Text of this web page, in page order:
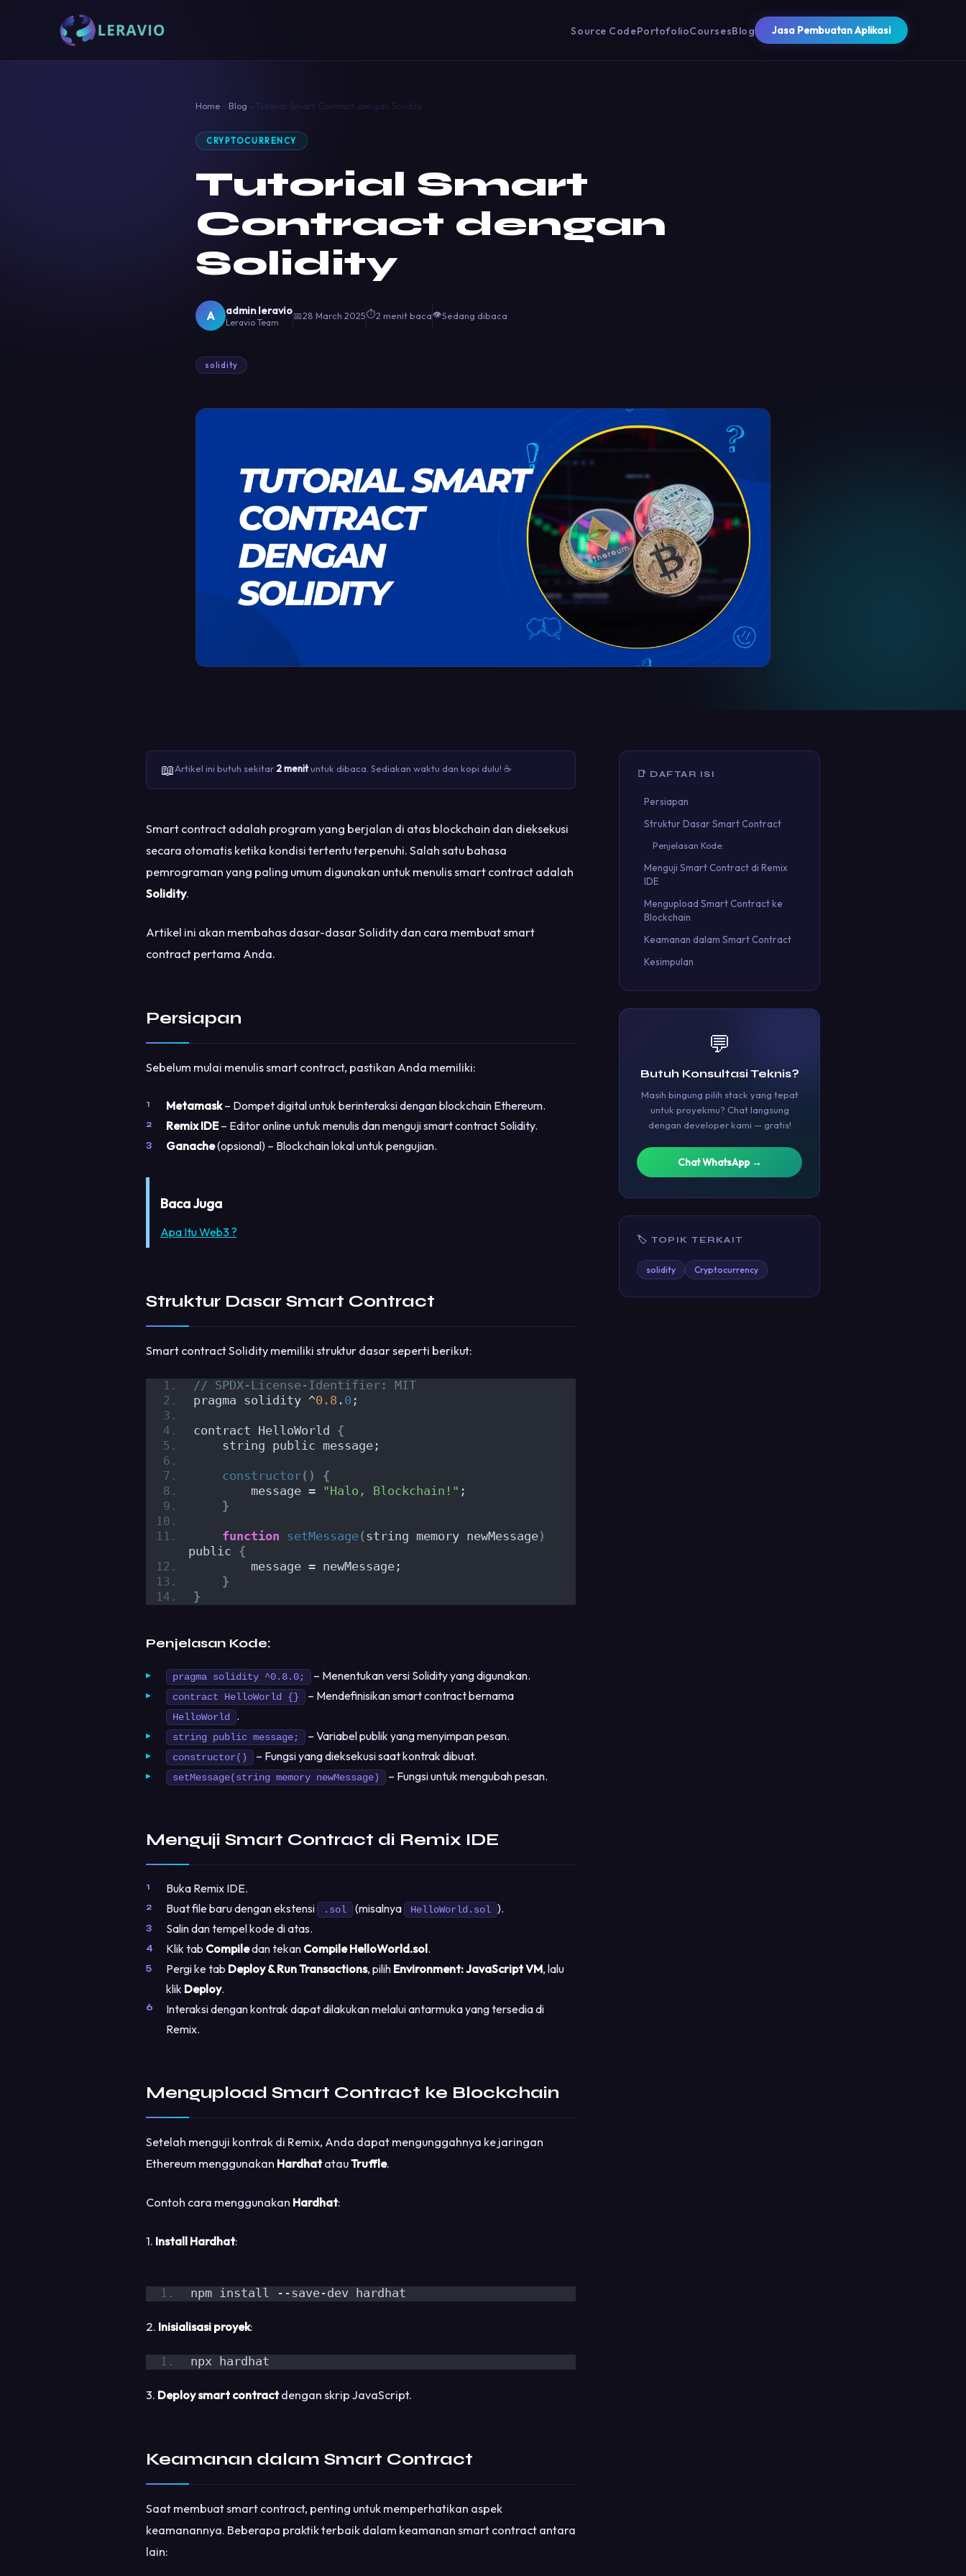
Source CodePortofolioCoursesBlog Jasa Pembuatan Aplikasi
Home » Blog » Tutorial Smart Contract dengan Solidity
CRYPTOCURRENCY
Tutorial Smart
Contract dengan
Solidity
A admin leravio
Leravio Team
📅28 March 2025⏱2 menit baca👁Sedang dibaca
solidity
📖Artikel ini butuh sekitar 2 menituntuk dibaca. Sediakan waktu dan kopi dulu! ☕
Smart contract adalah program yang berjalan di atas blockchain dan dieksekusi
secara otomatis ketika kondisi tertentu terpenuhi. Salah satu bahasa
pemrograman yang paling umum digunakan untuk menulis smart contract adalah
Solidity.
Artikel ini akan membahas dasar-dasar Solidity dan cara membuat smart
contract pertama Anda.
Persiapan
Sebelum mulai menulis smart contract, pastikan Anda memiliki:
Metamask– Dompet digital untuk berinteraksi dengan blockchain Ethereum.
Remix IDE– Editor online untuk menulis dan menguji smart contract Solidity.
Ganache(opsional) – Blockchain lokal untuk pengujian.
Baca Juga
Apa Itu Web3 ?
Struktur Dasar Smart Contract
Smart contract Solidity memiliki struktur dasar seperti berikut:
// SPDX-License-Identifier: MIT
pragma solidity ^0.8 . 0 ;
contract HelloWorld {
    string public message;
constructor()
{
        message =
"Halo, Blockchain!" ;
}
function setMessage(string memory newMessage)
public {
        message = newMessage;
}
}
Penjelasan Kode:
pragma solidity ^0.8.0; – Menentukan versi Solidity yang digunakan.
contract HelloWorld {} – Mendefinisikan smart contract bernama
HelloWorld .
string public message; – Variabel publik yang menyimpan pesan.
constructor() – Fungsi yang dieksekusi saat kontrak dibuat.
setMessage(string memory newMessage) – Fungsi untuk mengubah pesan.
Menguji Smart Contract di Remix IDE
Buka Remix IDE.
Buat file baru dengan ekstensi
.sol (misalnya HelloWorld.sol ).
Salin dan tempel kode di atas.
Klik tab Compiledan tekan Compile HelloWorld.sol.
Pergi ke tab Deploy & Run Transactions, pilih Environment: JavaScript VM, lalu
klik Deploy.
Interaksi dengan kontrak dapat dilakukan melalui antarmuka yang tersedia di
Remix.
Mengupload Smart Contract ke Blockchain
Setelah menguji kontrak di Remix, Anda dapat mengunggahnya ke jaringan
Ethereum menggunakan HardhatatauTruffle.
Contoh cara menggunakan Hardhat:
1. Install Hardhat:
npm install --save-dev hardhat
2. Inisialisasi proyek:
npx hardhat
3. Deploy smart contractdengan skrip JavaScript.
Keamanan dalam Smart Contract
Saat membuat smart contract, penting untuk memperhatikan aspek
keamanannya. Beberapa praktik terbaik dalam keamanan smart contract antara
lain:
📑 DAFTAR ISI
Persiapan
Struktur Dasar Smart Contract
Penjelasan Kode:
Menguji Smart Contract di Remix
IDE
Mengupload Smart Contract ke
Blockchain
Keamanan dalam Smart Contract
Kesimpulan
💬
Butuh Konsultasi Teknis?
Masih bingung pilih stack yang tepat
untuk proyekmu? Chat langsung
dengan developer kami — gratis!
Chat WhatsApp →
🏷 TOPIK TERKAIT
solidity Cryptocurrency